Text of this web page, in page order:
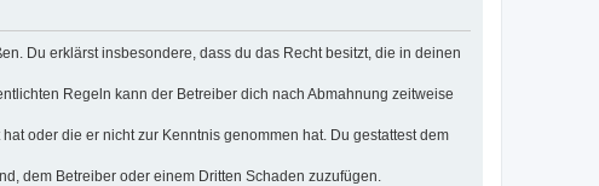
Du erklärst insbesondere, dass du das Recht besitzt, die in deinen
Regeln kann der Betreiber dich nach Abmahnung zeitweise
oder die er nicht zur Kenntnis genommen hat. Du gestattest dem
dem Betreiber oder einem Dritten Schaden zuzufügen.